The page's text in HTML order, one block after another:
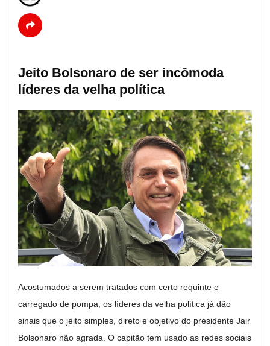
Jeito Bolsonaro de ser incômoda
líderes da velha política
Acostumados a serem tratados com certo requinte e
carregado de pompa, os líderes da velha política já dão
sinais que o jeito simples, direto e objetivo do presidente Jair
Bolsonaro não agrada. O capitão tem usado as redes sociais